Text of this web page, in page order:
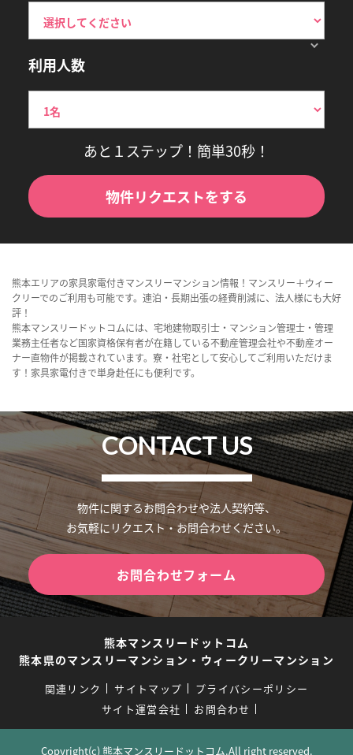
利用人数
あと１ステップ！簡単30秒！
物件リクエストをする
熊本エリアの家具家電付きマンスリーマンション情報！マンスリー＋ウィー
クリーでのご利用も可能です。連泊・長期出張の経費削減に、法人様にも大好
評！
熊本マンスリードットコムには、宅地建物取引士・マンション管理士・管理
業務主任者など国家資格保有者が在籍している不動産管理会社や不動産オー
ナー直物件が掲載されています。寮・社宅として安心してご利用いただけま
す！家具家電付きで単身赴任にも便利です。
CONTACT US
物件に関するお問合わせや法人契約等、
お気軽にリクエスト・お問合わせください。
お問合わせフォーム
熊本マンスリードットコム
熊本県のマンスリーマンション・ウィークリーマンション
関連リンク サイトマップ
プライバシーポリシー
サイト運営会社
お問合わせ
Copyright(c) 熊本マンスリードットコム.All right reserved.